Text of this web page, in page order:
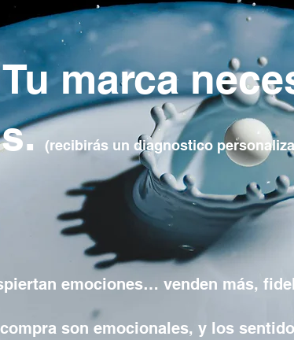
marca
(recibirás un diagnostico
emociones… venden más,
son emocionales, y los